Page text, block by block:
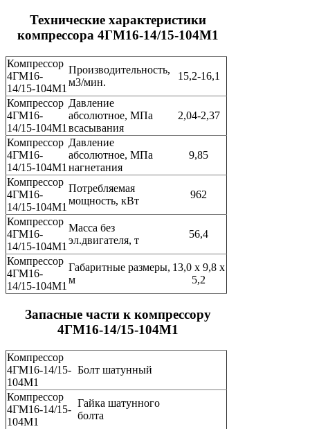
Технические характеристики
компрессора 4ГМ16-14/15-104М1
Компрессор
4ГМ16-
14/15-104М1
Производительность,
м3/мин.
15,2-16,1
Компрессор
4ГМ16-
14/15-104М1
Давление
абсолютное, МПа
всасывания
2,04-2,37
Компрессор
4ГМ16-
14/15-104М1
Давление
абсолютное, МПа
нагнетания
9,85
Компрессор
4ГМ16-
14/15-104М1
Потребляемая
мощность, кВт
962
Компрессор
4ГМ16-
14/15-104М1
Масса без
эл.двигателя, т
56,4
Компрессор
4ГМ16-
14/15-104М1
Габаритные размеры,
м
13,0 х 9,8 х
5,2
Запасные части к компрессору
4ГМ16-14/15-104М1
Компрессор
4ГМ16-14/15-
104М1
Болт шатунный
Компрессор
4ГМ16-14/15-
104М1
Гайка шатунного
болта